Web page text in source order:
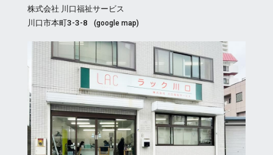
株式会社 川口福祉サービス
川口市本町3-3-8
(google map)